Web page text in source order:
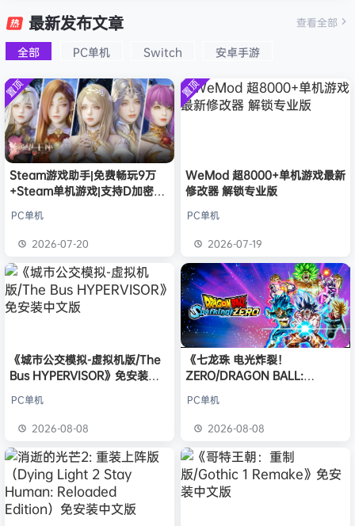
HYPERVISOR》免安装中文
版
Dark
Creed
拟机
速：地平
线
6（Forza
Horizon
6）免安装
中文版
心/Atomi
c
Heart》
文版
n Desert
HYPERVI
SOR）免
安装中文
版
9：安魂
Requiem
）免安装
中文版
欢迎 D****Z
欢迎有*酱
e******i
签到获取 点积分 8月7日
欢迎e******i 加入本站 8月6日
普洱 签到获取 39 点积分
8月6日
欢迎普洱 加入本站
欢迎0**3 加入本站
欢迎c***s 加入本站
8月6日
欢迎沉*****松 加入本站 1小时前
17小时前
64 点积分 8月8日
最新发布文章
全部 PC单机 Switch 安卓手游
查看全部
置顶
Steam游戏助手|免费畅玩9万
+Steam单机游戏|支持D加密以
PC单机
2026-07-20
置顶
WeMod 超8000+单机游戏最新
修改器 解锁专业版
PC单机
2026-07-19
《城市公交模拟-虚拟机版/The
Bus HYPERVISOR》免安装中
PC单机
2026-08-08
《七龙珠 电光炸裂！
ZERO/DRAGON BALL:
版
PC单机
2026-08-08